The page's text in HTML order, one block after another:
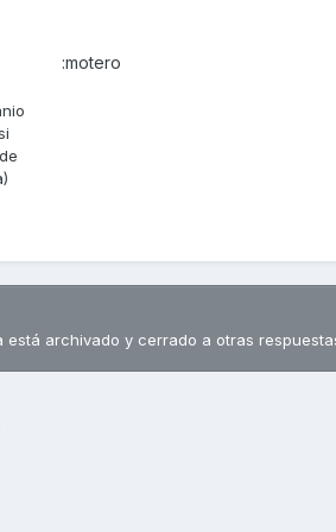
:motero
está archivado y cerrado a otras